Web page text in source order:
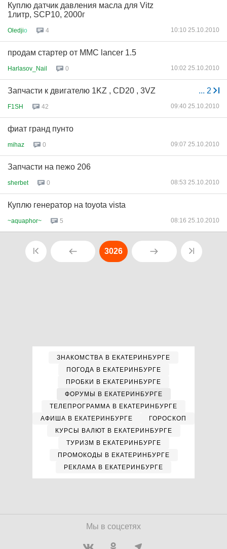
Куплю датчик давления масла для Vitz
1литр, SCP10, 2000г
Oledjiо 4 10:10 25.10.2010
продам стартер от MMC lancer 1.5
Harlasov_Nail 0 10:02 25.10.2010
... 2
Запчасти к двигателю 1KZ , CD20 , 3VZ
F1SH 42 09:40 25.10.2010
фиат гранд пунто
mihaz 0 09:07 25.10.2010
Запчасти на пежо 206
sherbet 0 08:53 25.10.2010
Куплю генератор на toyota vista
~aquaphor~ 5 08:16 25.10.2010
3026
ЗНАКОМСТВА В ЕКАТЕРИНБУРГЕ
ПОГОДА В ЕКАТЕРИНБУРГЕ
ПРОБКИ В ЕКАТЕРИНБУРГЕ
ФОРУМЫ В ЕКАТЕРИНБУРГЕ
ТЕЛЕПРОГРАММА В ЕКАТЕРИНБУРГЕ
АФИША В ЕКАТЕРИНБУРГЕ
ГОРОСКОП
КУРСЫ ВАЛЮТ В ЕКАТЕРИНБУРГЕ
ТУРИЗМ В ЕКАТЕРИНБУРГЕ
ПРОМОКОДЫ В ЕКАТЕРИНБУРГЕ
РЕКЛАМА В ЕКАТЕРИНБУРГЕ
Мы в соцсетях